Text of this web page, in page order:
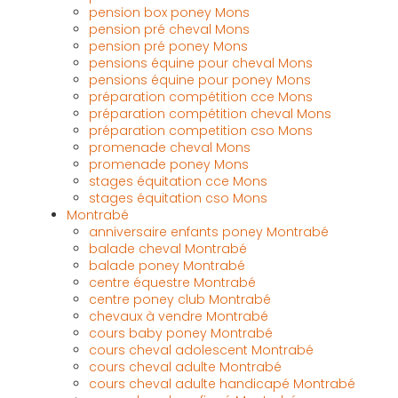
pension box poney Mons
pension pré cheval Mons
pension pré poney Mons
pensions équine pour cheval Mons
pensions équine pour poney Mons
préparation compétition cce Mons
préparation compétition cheval Mons
préparation competition cso Mons
promenade cheval Mons
promenade poney Mons
stages équitation cce Mons
stages équitation cso Mons
Montrabé
anniversaire enfants poney Montrabé
balade cheval Montrabé
balade poney Montrabé
centre équestre Montrabé
centre poney club Montrabé
chevaux à vendre Montrabé
cours baby poney Montrabé
cours cheval adolescent Montrabé
cours cheval adulte Montrabé
cours cheval adulte handicapé Montrabé